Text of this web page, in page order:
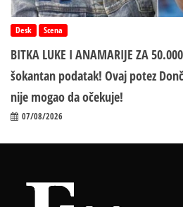
Desk Scena
BITKA LUKE I ANAMARIJE ZA
šokantan podatak! Ovaj potez
nije mogao da očekuje!
07/08/2026